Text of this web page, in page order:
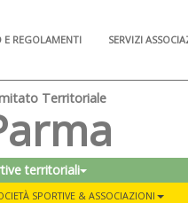
E REGOLAMENTI SERVIZI
Territoriale
territoriali
SPORTIVE & ASSOCIAZIONI